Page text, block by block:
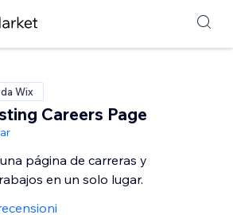
Wix
Careers Page
página de carreras y
en un solo lugar.